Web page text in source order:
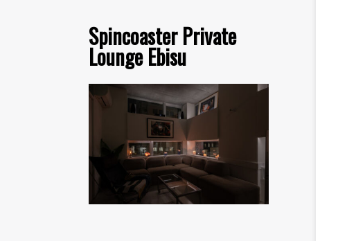
Spincoaster Private
Lounge Ebisu